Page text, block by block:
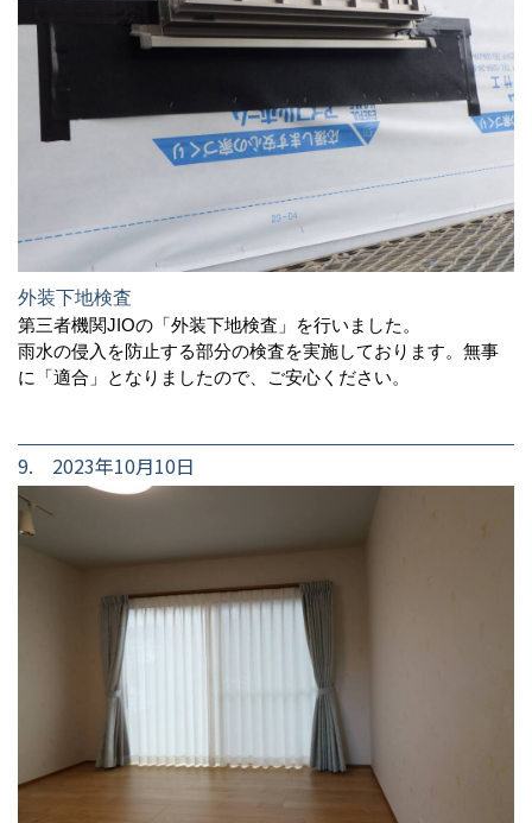
外装下地検査
第三者機関JIOの「外装下地検査」を行いました。
雨水の侵入を防止する部分の検査を実施しております。無事
に「適合」となりましたので、ご安心ください。
9. 2023年10月10日